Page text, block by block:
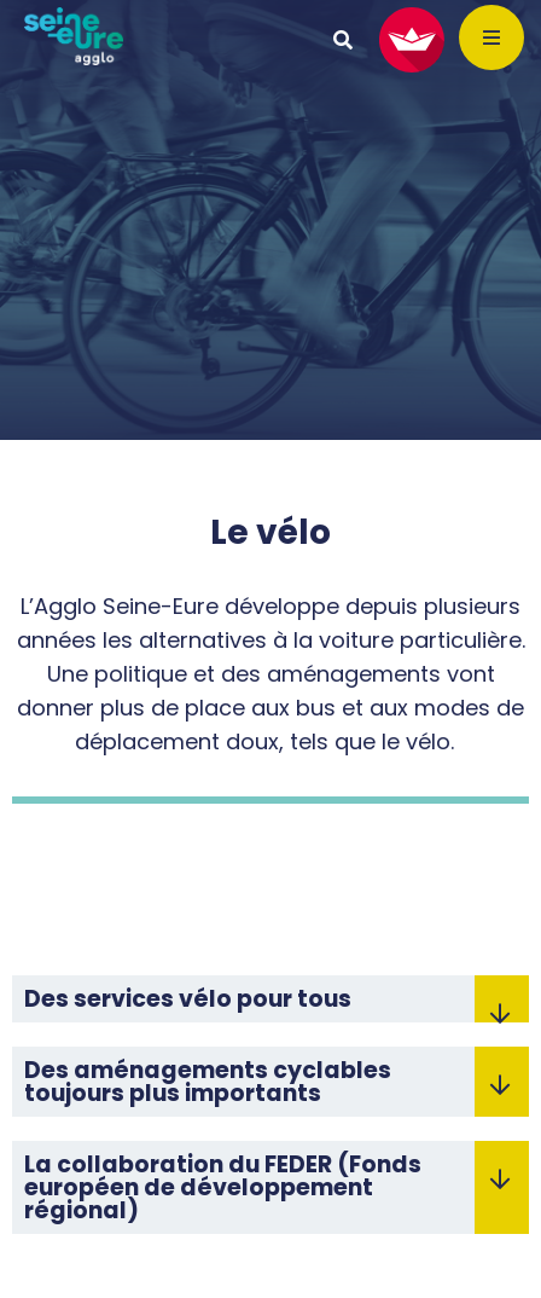
Le vélo
L’Agglo Seine-Eure développe depuis plusieurs
années les alternatives à la voiture particulière.
Une politique et des aménagements vont
donner plus de place aux bus et aux modes de
déplacement doux, tels que le vélo.
Des services vélo pour tous
Des aménagements cyclables
toujours plus importants
La collaboration du FEDER (Fonds
européen de développement
régional)